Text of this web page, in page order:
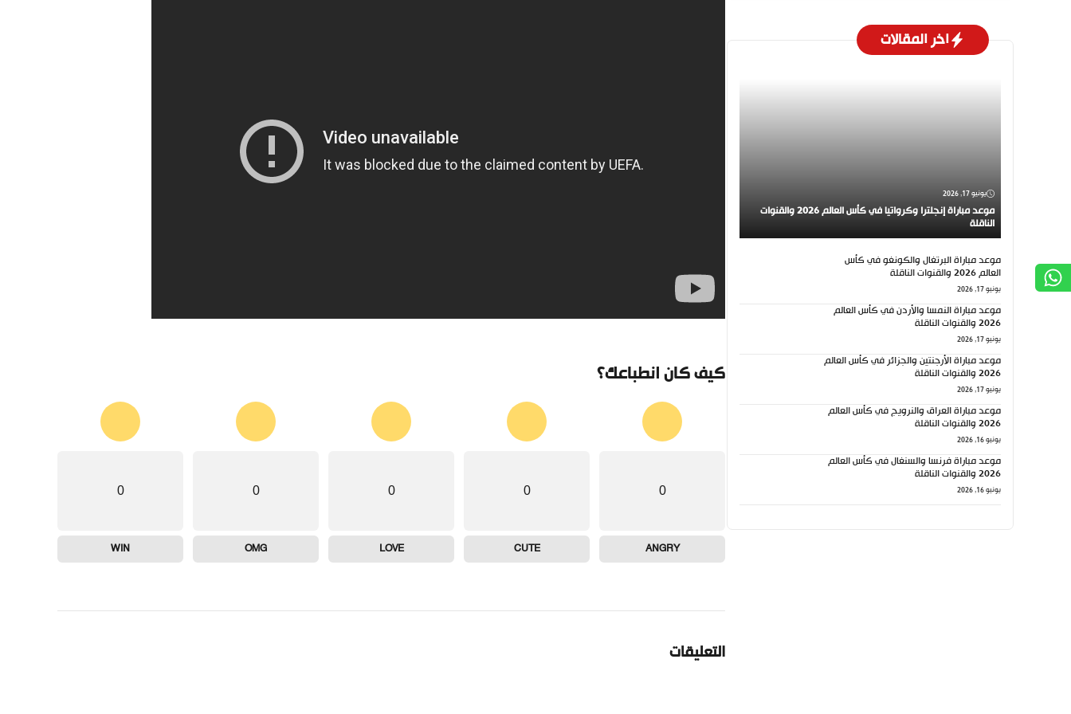
كيف كان انطباعك؟
0
ANGRY
0
CUTE
0
LOVE
0
OMG
0
WIN
التعليقات
اخر المقالات
يونيو 17, 2026
موعد مباراة إنجلترا وكرواتيا في كأس العالم 2026 والقنوات
الناقلة
موعد مباراة البرتغال والكونغو في كأس
العالم 2026 والقنوات الناقلة
يونيو 17, 2026
موعد مباراة النمسا والأردن في كأس العالم
2026 والقنوات الناقلة
يونيو 17, 2026
موعد مباراة الأرجنتين والجزائر في كأس العالم
2026 والقنوات الناقلة
يونيو 17, 2026
موعد مباراة العراق والنرويج في كأس العالم
2026 والقنوات الناقلة
يونيو 16, 2026
موعد مباراة فرنسا والسنغال في كأس العالم
2026 والقنوات الناقلة
يونيو 16, 2026